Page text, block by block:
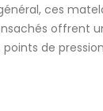
ces
offrent
de